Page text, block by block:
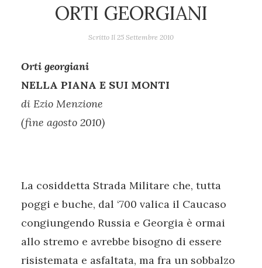
ORTI GEORGIANI
Scritto Il 25 Settembre 2010
Orti georgiani
NELLA PIANA E SUI MONTI
di Ezio Menzione
(fine agosto 2010)
La cosiddetta Strada Militare che, tutta
poggi e buche, dal ‘700 valica il Caucaso
congiungendo Russia e Georgia è ormai
allo stremo e avrebbe bisogno di essere
risistemata e asfaltata, ma fra un sobbalzo